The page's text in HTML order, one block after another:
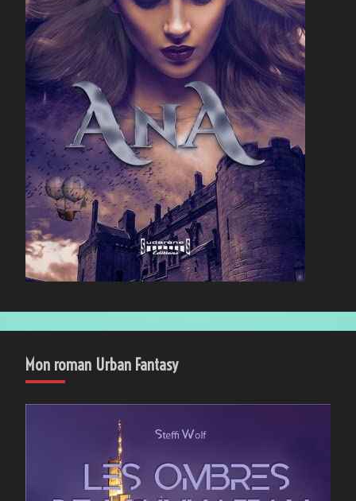
Mon roman Urban Fantasy